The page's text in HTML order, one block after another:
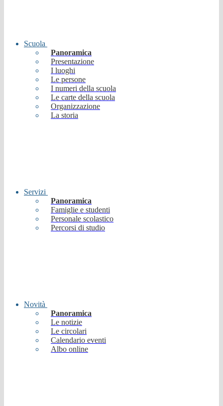
Scuola
Panoramica
Presentazione
I luoghi
Le persone
I numeri della scuola
Le carte della scuola
Organizzazione
La storia
Servizi
Panoramica
Famiglie e studenti
Personale scolastico
Percorsi di studio
Novità
Panoramica
Le notizie
Le circolari
Calendario eventi
Albo online